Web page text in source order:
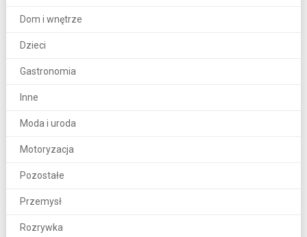
Dom i wnętrze
Dzieci
Gastronomia
Inne
Moda i uroda
Motoryzacja
Pozostałe
Przemysł
Rozrywka